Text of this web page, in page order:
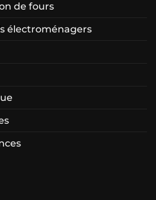
de fours
électroménagers